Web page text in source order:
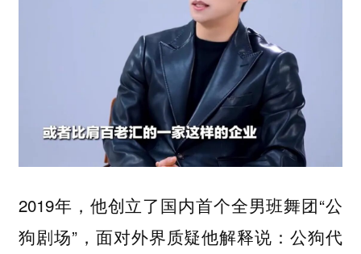
2019年，他创立了国内首个全男班舞团“公
狗剧场”，面对外界质疑他解释说：公狗代